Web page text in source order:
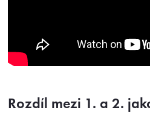
Rozdíl mezi 1. a 2.